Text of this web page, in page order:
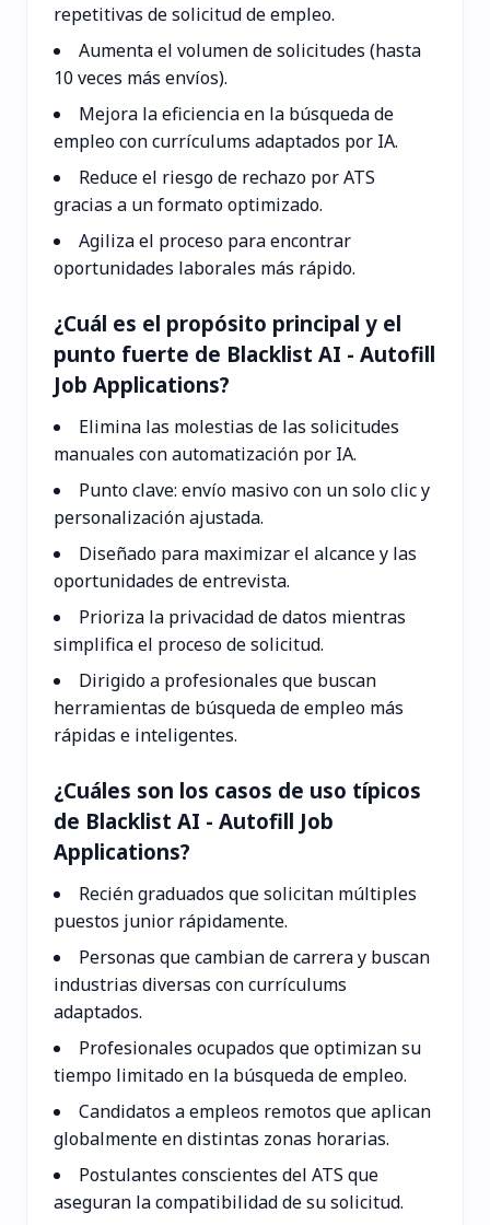
repetitivas de solicitud de empleo.
Aumenta el volumen de solicitudes (hasta
10 veces más envíos).
Mejora la eficiencia en la búsqueda de
empleo con currículums adaptados por IA.
Reduce el riesgo de rechazo por ATS
gracias a un formato optimizado.
Agiliza el proceso para encontrar
oportunidades laborales más rápido.
¿Cuál es el propósito principal y el
punto fuerte de Blacklist AI - Autofill
Job Applications?
Elimina las molestias de las solicitudes
manuales con automatización por IA.
Punto clave: envío masivo con un solo clic y
personalización ajustada.
Diseñado para maximizar el alcance y las
oportunidades de entrevista.
Prioriza la privacidad de datos mientras
simplifica el proceso de solicitud.
Dirigido a profesionales que buscan
herramientas de búsqueda de empleo más
rápidas e inteligentes.
¿Cuáles son los casos de uso típicos
de Blacklist AI - Autofill Job
Applications?
Recién graduados que solicitan múltiples
puestos junior rápidamente.
Personas que cambian de carrera y buscan
industrias diversas con currículums
adaptados.
Profesionales ocupados que optimizan su
tiempo limitado en la búsqueda de empleo.
Candidatos a empleos remotos que aplican
globalmente en distintas zonas horarias.
Postulantes conscientes del ATS que
aseguran la compatibilidad de su solicitud.